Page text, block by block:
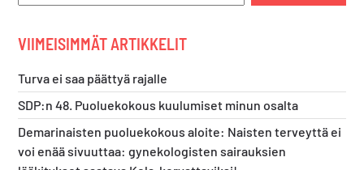
VIIMEISIMMÄT ARTIKKELIT
Turva ei saa päättyä rajalle
SDP:n 48. Puoluekokous kuulumiset minun osalta
Demarinaisten puoluekokous aloite: Naisten terveyttä ei
voi enää sivuuttaa: gynekologisten sairauksien